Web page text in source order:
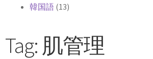
韓国語 (13)
Tag: 肌管理